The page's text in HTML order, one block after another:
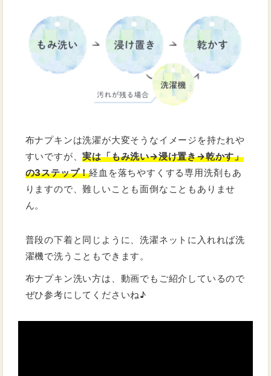
布ナプキンは洗濯が大変そうなイメージを持たれや
すいですが、実は「もみ洗い→浸け置き→乾かす」
の3ステップ！経血を落ちやすくする専用洗剤もあ
りますので、難しいことも面倒なこともありませ
ん。
普段の下着と同じように、洗濯ネットに入れれば洗
濯機で洗うこともできます。
布ナプキン洗い方は、動画でもご紹介しているので
ぜひ参考にしてくださいね♪